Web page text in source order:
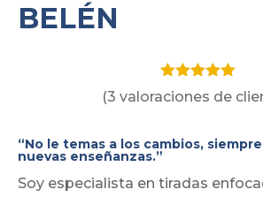
BELÉN
Valorado
con 5.00 de
valoracione
clientes
(3 valoraciones de
“No le temas a los cambios,
nuevas enseñanzas.”
Soy especialista en tiradas